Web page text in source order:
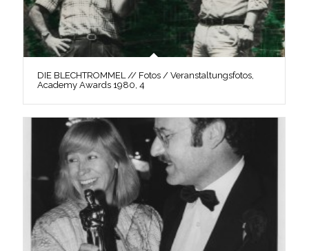
DIE BLECHTROMMEL // Fotos / Veranstaltungsfotos,
Academy Awards 1980, 4